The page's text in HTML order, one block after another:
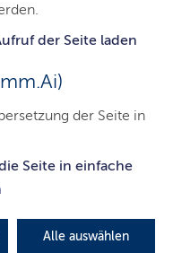
der Seite laden
der Seite in
Seite in einfache
Alle auswählen